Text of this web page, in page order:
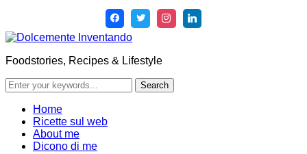
Foodstories, Recipes & Lifestyle
Home
Ricette sul web
About me
Dicono di me